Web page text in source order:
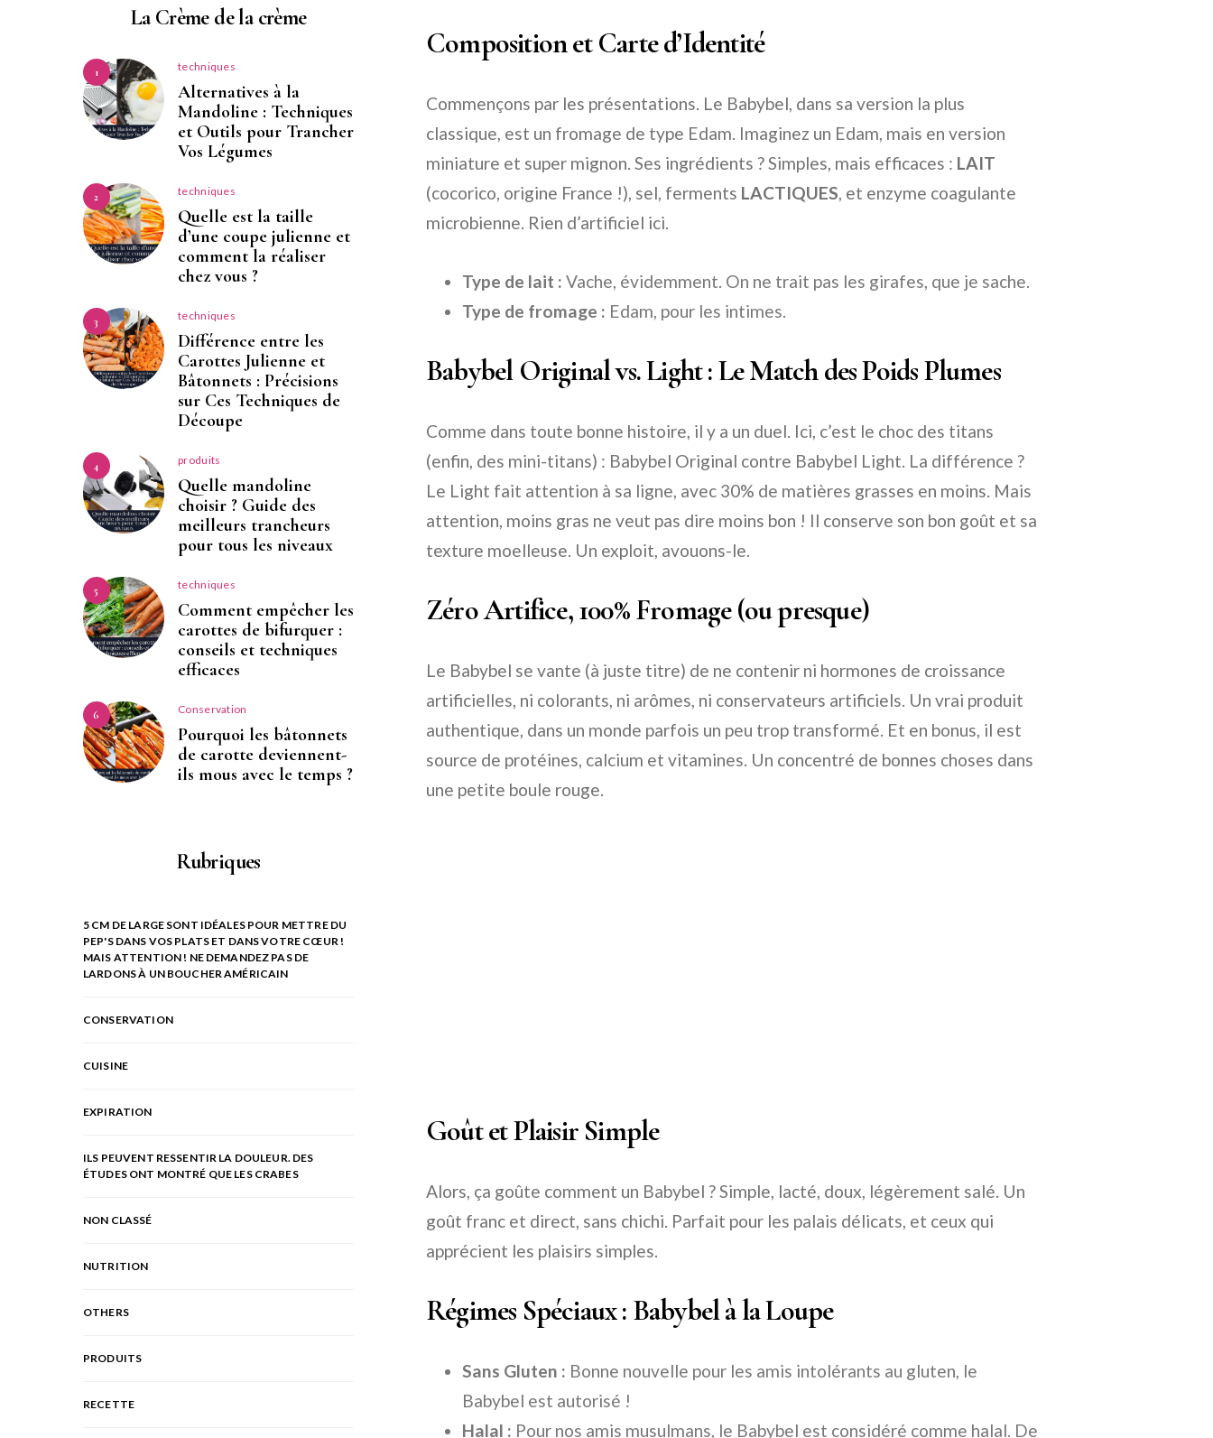
Composition et Carte d’Identité
Commençons par les présentations. Le Babybel, dans sa version la plus
classique, est un fromage de type Edam. Imaginez un Edam, mais en version
miniature et super mignon. Ses ingrédients ? Simples, mais efficaces : LAIT
(cocorico, origine France !), sel, ferments LACTIQUES, et enzyme coagulante
microbienne. Rien d’artificiel ici.
Type de lait : Vache, évidemment. On ne trait pas les girafes, que je sache.
Type de fromage : Edam, pour les intimes.
Babybel Original vs. Light : Le Match des Poids Plumes
Comme dans toute bonne histoire, il y a un duel. Ici, c’est le choc des titans
(enfin, des mini-titans) : Babybel Original contre Babybel Light. La différence ?
Le Light fait attention à sa ligne, avec 30% de matières grasses en moins. Mais
attention, moins gras ne veut pas dire moins bon ! Il conserve son bon goût et sa
texture moelleuse. Un exploit, avouons-le.
Zéro Artifice, 100% Fromage (ou presque)
Le Babybel se vante (à juste titre) de ne contenir ni hormones de croissance
artificielles, ni colorants, ni arômes, ni conservateurs artificiels. Un vrai produit
authentique, dans un monde parfois un peu trop transformé. Et en bonus, il est
source de protéines, calcium et vitamines. Un concentré de bonnes choses dans
une petite boule rouge.
Goût et Plaisir Simple
Alors, ça goûte comment un Babybel ? Simple, lacté, doux, légèrement salé. Un
goût franc et direct, sans chichi. Parfait pour les palais délicats, et ceux qui
apprécient les plaisirs simples.
Régimes Spéciaux : Babybel à la Loupe
Sans Gluten : Bonne nouvelle pour les amis intolérants au gluten, le
Babybel est autorisé !
Halal : Pour nos amis musulmans, le Babybel est considéré comme halal. De
La Crème de la crème
1 techniques
Alternatives à la
Mandoline : Techniques
et Outils pour Trancher
Vos Légumes
2 techniques
Quelle est la taille
d’une coupe julienne et
comment la réaliser
chez vous ?
3 techniques
Différence entre les
Carottes Julienne et
Bâtonnets : Précisions
sur Ces Techniques de
Découpe
4 produits
Quelle mandoline
choisir ? Guide des
meilleurs trancheurs
pour tous les niveaux
5 techniques
Comment empêcher les
carottes de bifurquer :
conseils et techniques
efficaces
6 Conservation
Pourquoi les bâtonnets
de carotte deviennent-
ils mous avec le temps ?
Rubriques
5 CM DE LARGE SONT IDÉALES POUR METTRE DU
PEP'S DANS VOS PLATS ET DANS VOTRE CŒUR !
MAIS ATTENTION ! NE DEMANDEZ PAS DE
LARDONS À UN BOUCHER AMÉRICAIN
CONSERVATION
CUISINE
EXPIRATION
ILS PEUVENT RESSENTIR LA DOULEUR. DES
ÉTUDES ONT MONTRÉ QUE LES CRABES
NON CLASSÉ
NUTRITION
OTHERS
PRODUITS
RECETTE